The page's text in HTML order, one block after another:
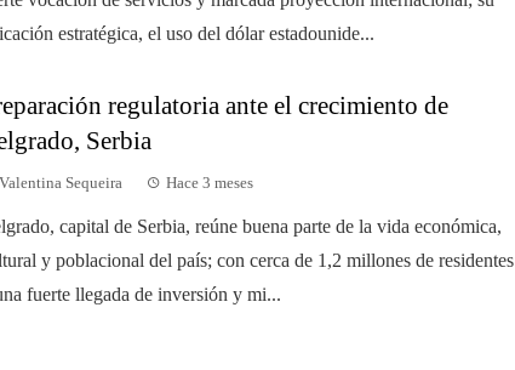
estratégica, el uso del dólar estadounide...
regulatoria ante el crecimiento de
Serbia
Valentina Sequeira Hace 3 meses
capital de Serbia, reúne buena parte de la vida económica,
y poblacional del país; con cerca de 1,2 millones de residentes
fuerte llegada de inversión y mi...